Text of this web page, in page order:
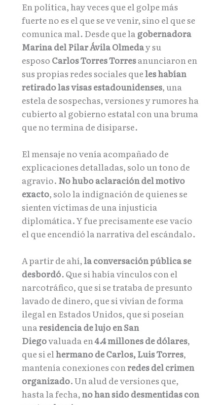
En política, hay veces que el golpe más
fuerte no es el que se ve venir, sino el que se
comunica mal. Desde que lagobernadora
Marina del Pilar Ávila Olmeday su
esposo Carlos Torres Torresanunciaron en
sus propias redes sociales queles habían
retirado las visas estadounidenses, una
estela de sospechas, versiones y rumores ha
cubierto al gobierno estatal con una bruma
que no termina de disiparse.
El mensaje no venía acompañado de
explicaciones detalladas, solo un tono de
agravio. No hubo aclaración del motivo
exacto, solo la indignación de quienes se
sienten víctimas de una injusticia
diplomática. Y fue precisamente ese vacío
el que encendió la narrativa del escándalo.
A partir de ahí,la conversación pública se
desbordó. Que si había vínculos con el
narcotráfico, que si se trataba de presunto
lavado de dinero, que si vivían de forma
ilegal en Estados Unidos, que si poseían
unaresidencia de lujo en San
Diegovaluada en4.4 millones de dólares,
que si elhermano de Carlos, Luis Torres,
mantenía conexiones conredes del crimen
organizado. Un alud de versiones que,
hasta la fecha,no han sido desmentidas con